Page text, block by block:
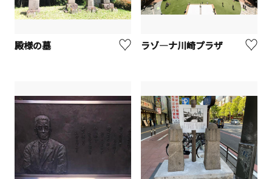
殿様の墓 ラゾ―ナ川崎プラザ